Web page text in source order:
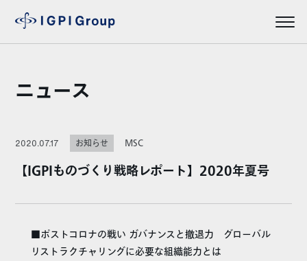
ニュース
2020.07.17 お知らせ MSC
【IGPIものづくり戦略レポート】2020年夏号
■ポストコロナの戦い ガバナンスと撤退力 グローバル
リストラクチャリングに必要な組織能力とは